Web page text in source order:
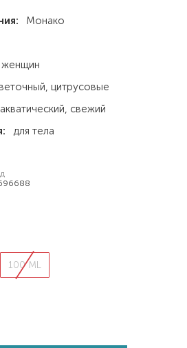
Монако
женщин
цитрусовые
акватический свежий
для тела
100 ML